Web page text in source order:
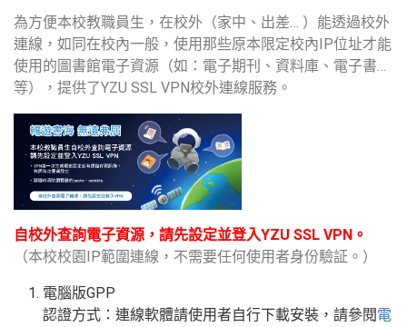
為方便本校教職員生，在校外（家中、出差… ）能透過校外
連線，如同在校內一般，使用那些原本限定校內IP位址才能
使用的圖書館電子資源（如：電子期刊、資料庫、電子書…
等），提供了YZU SSL VPN校外連線服務。
自校外查詢電子資源，請先設定並登入YZU SSL VPN。
（本校校園IP範圍連線，不需要任何使用者身份驗証。）
電腦版GPP
認證方式：連線軟體請使用者自行下載安裝，請參閱電